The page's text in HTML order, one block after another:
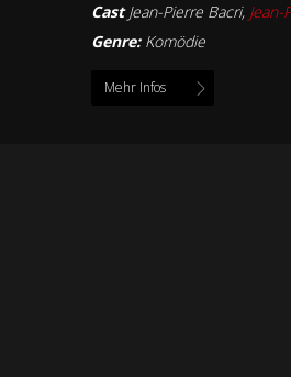
Cast Jean-Pierre Bacri, Jean-
Genre: Komödie
Mehr Infos